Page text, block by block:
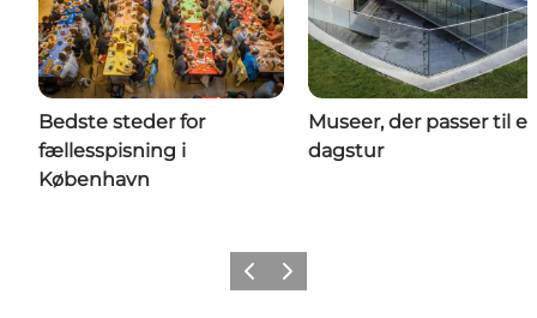
Bedste steder for
fællesspisning i
København
Museer, der passer til
dagstur
ForrigeNæste